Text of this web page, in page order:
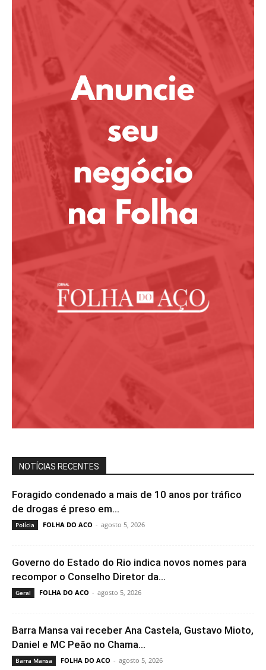
NOTÍCIAS RECENTES
Foragido condenado a mais de 10 anos por tráfico
de drogas é preso em...
Polícia FOLHA DO ACO - agosto 5, 2026
Governo do Estado do Rio indica novos nomes para
recompor o Conselho Diretor da...
Geral FOLHA DO ACO - agosto 5, 2026
Barra Mansa vai receber Ana Castela, Gustavo Mioto,
Daniel e MC Peão no Chama...
Barra Mansa FOLHA DO ACO - agosto 5, 2026